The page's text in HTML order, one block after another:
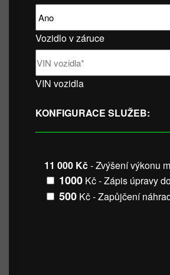
Vozidlo v záruce
VIN vozidla
KONFIGURACE SLUŽEB:
11 000 Kč- Zvýšení výkonu
1000 Kč - Zápis úpravy
500 Kč - Zapůjčení